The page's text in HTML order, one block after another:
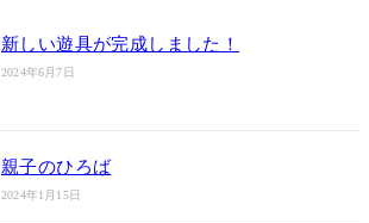
新しい遊具が完成しました！
2024年6月7日
親子のひろば
2024年1月15日